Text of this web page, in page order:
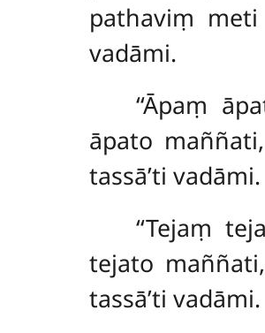
pathaviṃ
vadāmi.
‘‘Āpaṃ
āpato
tassā’ti vadāmi.
‘‘Tejaṃ
tejato
tassā’ti vadāmi.